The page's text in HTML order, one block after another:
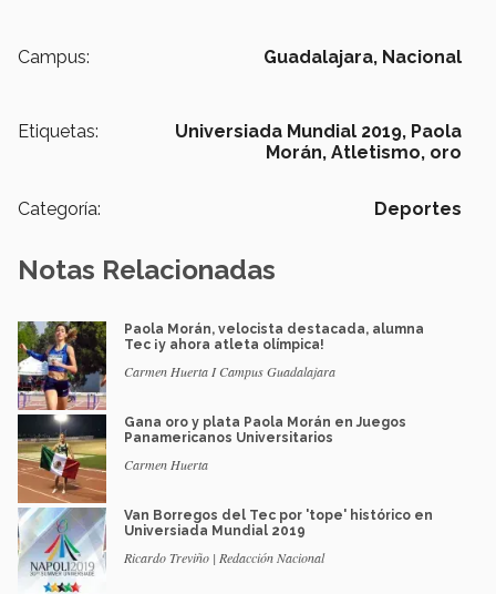
Campus: Guadalajara, Nacional
Etiquetas: Universiada Mundial 2019, Paola
Morán, Atletismo, oro
Categoría: Deportes
Notas Relacionadas
Paola Morán, velocista destacada, alumna
Tec ¡y ahora atleta olímpica!
Carmen Huerta I Campus Guadalajara
Gana oro y plata Paola Morán en Juegos
Panamericanos Universitarios
Carmen Huerta
Van Borregos del Tec por 'tope' histórico en
Universiada Mundial 2019
Ricardo Treviño | Redacción Nacional